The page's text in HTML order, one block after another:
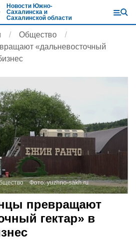
Новости Южно-
Сахалинска и
Сахалинской области
Общество
«дальневосточный
Фото:yuzhno-sakh.ru
превращают
гектар» в